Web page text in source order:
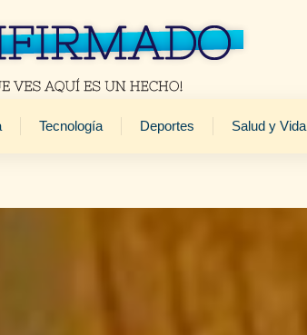
Tecnología Deportes Salud y Vida